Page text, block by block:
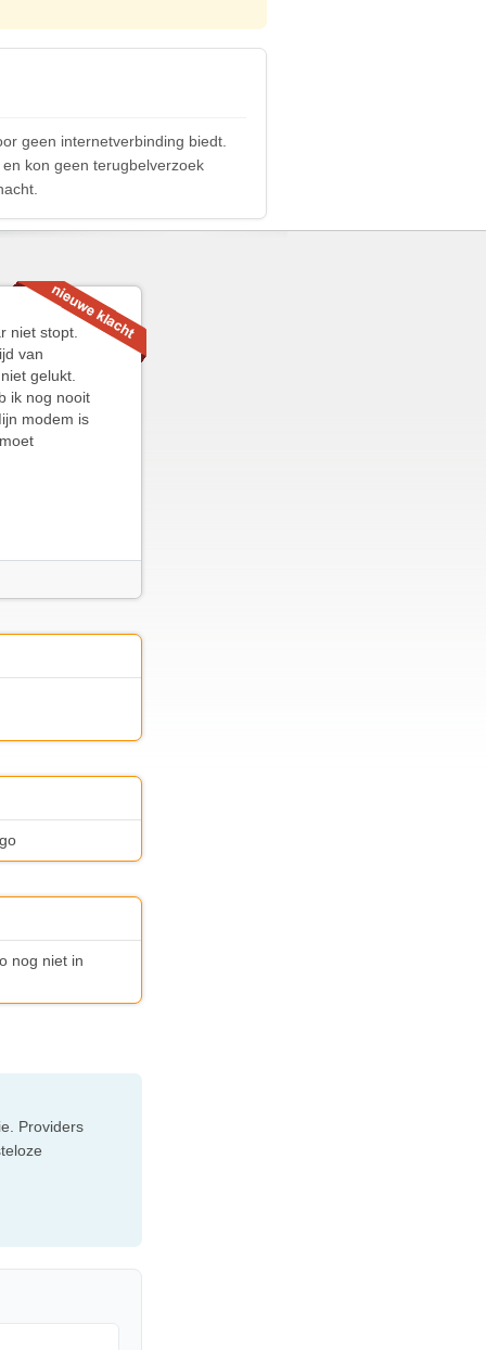
geen internetverbinding biedt.
kon geen terugbelverzoek
niet stopt.
van
gelukt.
ik nog nooit
modem is
nog niet in
Providers